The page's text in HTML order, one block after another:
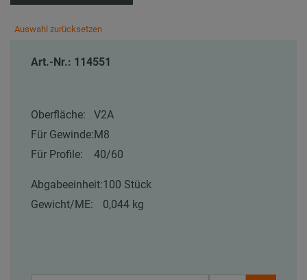
Auswahl zurücksetzen
Art.-Nr.: 114551
Oberfläche:
V2A
Für Gewinde:M8
Für Profile:
40/60
Abgabeeinheit:100 Stück
Gewicht/ME:
0,044 kg